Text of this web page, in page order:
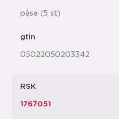
påse (5 st)
gtin
05022050203342
RSK
1767051